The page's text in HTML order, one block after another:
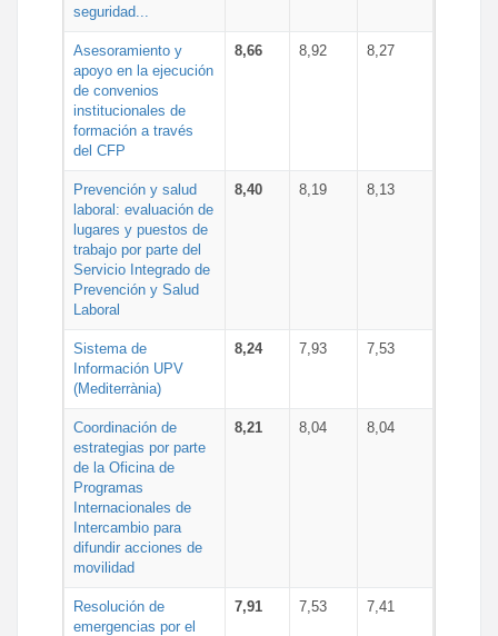
seguridad...
Asesoramiento y
apoyo en la ejecución
de convenios
institucionales de
formación a través
del CFP
8,66 8,92 8,27
Prevención y salud
laboral: evaluación de
lugares y puestos de
trabajo por parte del
Servicio Integrado de
Prevención y Salud
Laboral
8,40 8,19 8,13
Sistema de
Información UPV
(Mediterrània)
8,24 7,93 7,53
Coordinación de
estrategias por parte
de la Oficina de
Programas
Internacionales de
Intercambio para
difundir acciones de
movilidad
8,21 8,04 8,04
Resolución de
emergencias por el
7,91 7,53 7,41